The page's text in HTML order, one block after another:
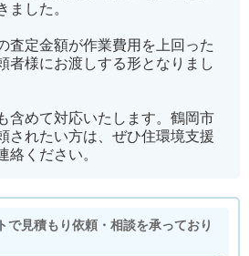
ました。
査定金額が作業費用を上回った
者様にお渡しする形となりまし
含めて対応いたします。鶴岡市
されたい方は、ぜひ住環境支援
絡ください。
で見積もり依頼・相談を承っており